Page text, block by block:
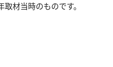
材当時のものです。